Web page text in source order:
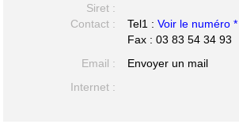
Siret :
Contact :
Tel1 :Voir le numéro *
Fax : 03 83 54 34 93
Email :
Envoyer un mail
Internet :